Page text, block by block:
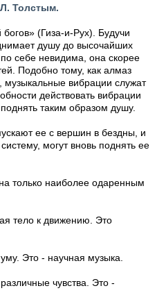
Толстым.
(Гиза-и-Рух). Будучи
душу до высочайших
себе невидима, она скорее
Подобно тому, как алмаз
музыкальные вибрации служат
действовать вибрации
таким образом душу.
ее с вершин в бездны, и
могут вновь поднять ее
только наиболее одаренным
тело к движению. Это
Это - научная музыка.
чувства. Это -